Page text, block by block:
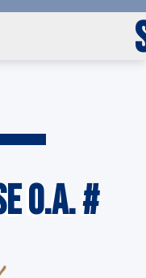
O.A. #